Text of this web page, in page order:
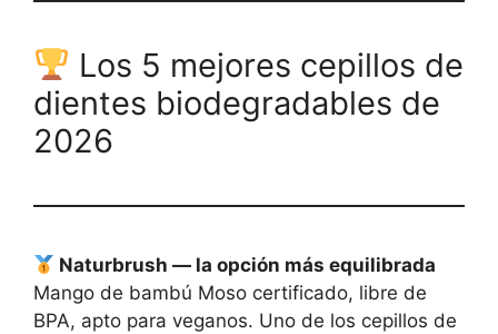
Los 5 mejores cepillos de
dientes biodegradables de
2026
Naturbrush — la opción más equilibrada
Mango de bambú Moso certificado, libre de
BPA, apto para veganos. Uno de los cepillos de